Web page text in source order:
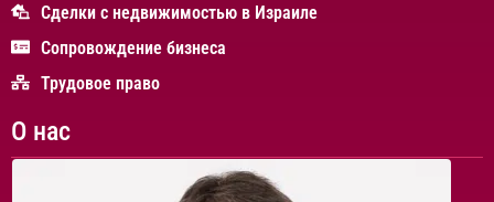
Сделки с недвижимостью в Израиле
Сопровождение бизнеса
Трудовое право
О нас